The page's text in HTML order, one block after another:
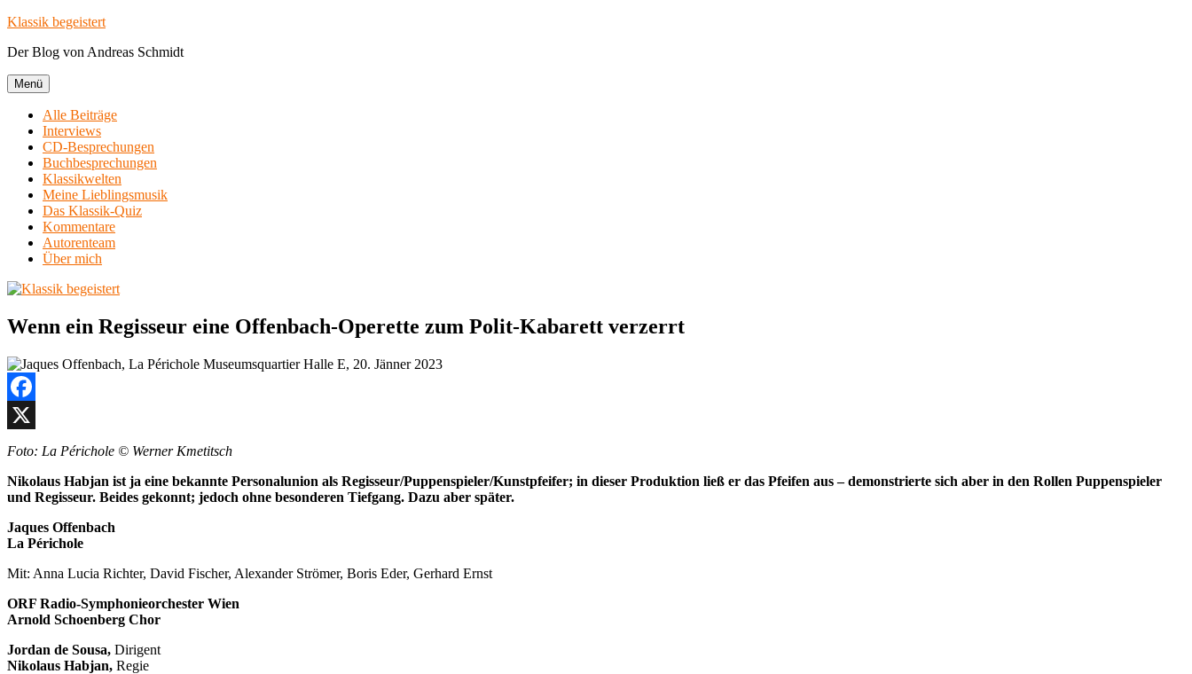
Zum
springen
Klassik begeistert
Der Blog von Andreas Schmidt
Menü
Alle Beiträge
Interviews
CD-Besprechungen
Buchbesprechungen
Klassikwelten
Meine Lieblingsmusik
Das Klassik-Quiz
Kommentare
Autorenteam
Über mich
Wenn ein Regisseur eine Offenbach-Operette zum Polit-Kabarett verzerrt
Facebook
X
Foto: La Périchole © Werner Kmetitsch
Nikolaus Habjan ist ja eine bekannte Personalunion als Regisseur/Puppenspieler/Kunstpfeifer; in dieser Produktion ließ er das Pfeifen aus – demonstrierte sich aber in den Rollen Puppenspieler
und Regisseur. Beides gekonnt; jedoch ohne besonderen Tiefgang. Dazu aber später.
Jaques Offenbach
La Périchole
Mit: Anna Lucia Richter, David Fischer, Alexander Strömer, Boris Eder, Gerhard Ernst
ORF Radio-Symphonieorchester Wien
Arnold Schoenberg Chor
Jordan de Sousa, Dirigent
Nikolaus Habjan, Regie